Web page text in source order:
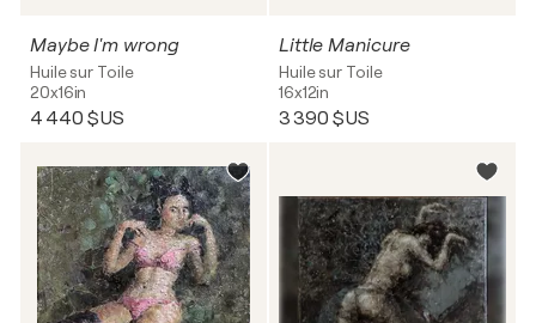
Maybe I'm wrong
Huile sur Toile
20x16in
4 440 $US
Little Manicure
Huile sur Toile
16x12in
3 390 $US